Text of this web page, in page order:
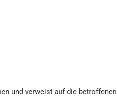
und verweist auf die betroffenen